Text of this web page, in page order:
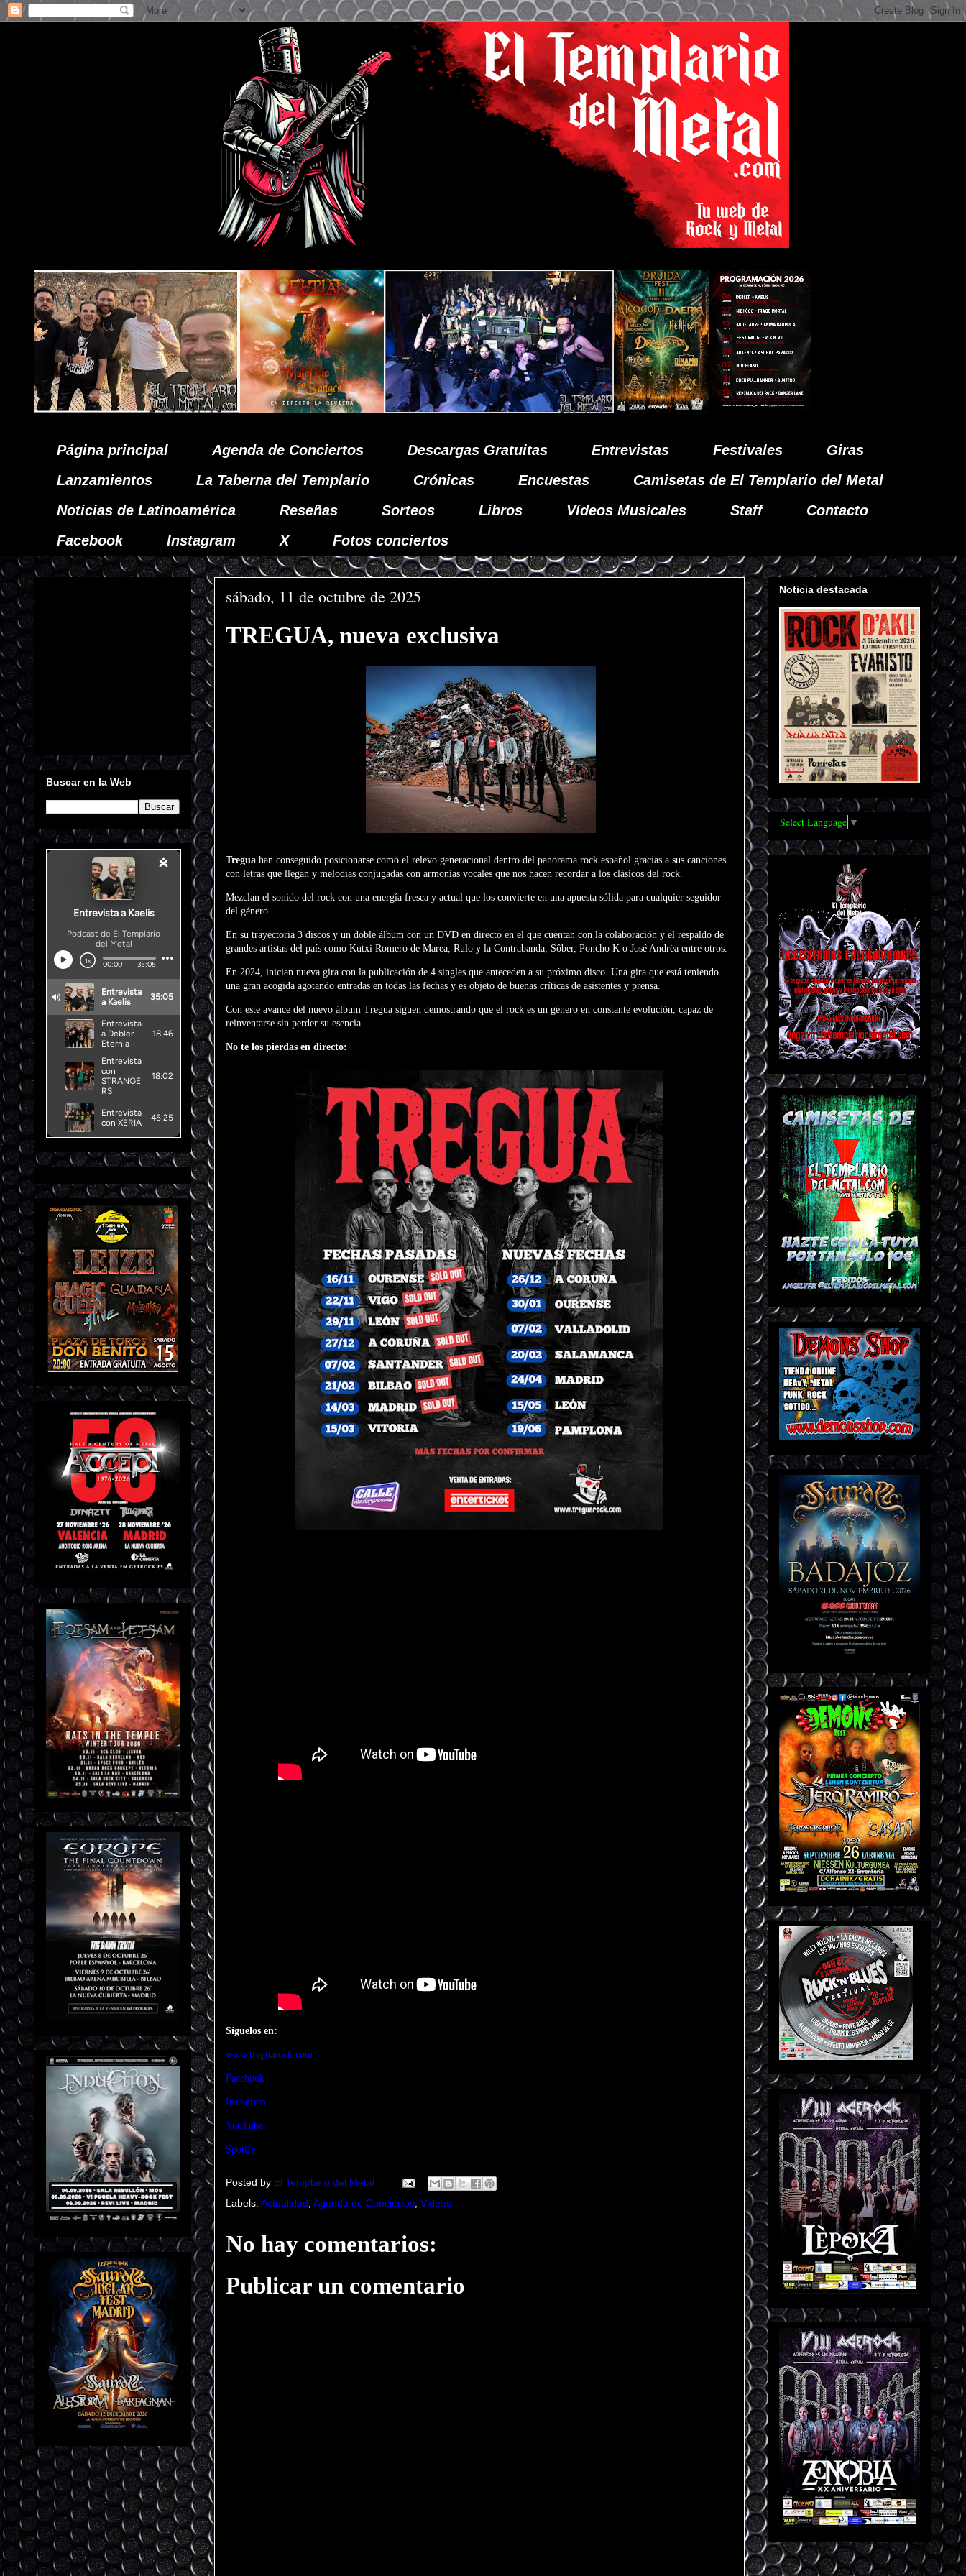
Página principal Agenda de Conciertos Descargas Gratuitas Entrevistas Festivales
Giras
Lanzamientos
La Taberna del Templario Crónicas Encuestas
Camisetas de El Templario del Metal
Noticias de Latinoamérica
Reseñas Sorteos Libros Vídeos Musicales Staff
Contacto
Facebook
Instagram X Fotos conciertos
sábado, 11 de octubre de 2025
TREGUA, nueva exclusiva
Tregua han conseguido posicionarse como el relevo generacional dentro del panorama rock español gracias a sus canciones
con letras que llegan y melodías conjugadas con armonías vocales que nos hacen recordar a los clásicos del rock.
Mezclan el sonido del rock con una energía fresca y actual que los convierte en una apuesta sólida para cualquier seguidor
del género.
En su trayectoria 3 discos y un doble álbum con un DVD en directo en el que cuentan con la colaboración y el respaldo de
grandes artistas del país como Kutxi Romero de Marea, Rulo y la Contrabanda, Sôber, Poncho K o José Andrëa entre otros.
En 2024, inician nueva gira con la publicación de 4 singles que anteceden a su próximo disco. Una gira que está teniendo
una gran acogida agotando entradas en todas las fechas y es objeto de buenas críticas de asistentes y prensa.
Con este avance del nuevo álbum Tregua siguen demostrando que el rock es un género en constante evolución, capaz de
reinventarse sin perder su esencia.
No te los pierdas en directo:
Síguelos en:
www.treguarock.com
Facebook
Instagram
YouTube
Spotify
Posted by El Templario del Metal
Labels: Actualidad Agenda de Conciertos Videos
No hay comentarios:
Publicar un comentario
Buscar en la Web
Noticia destacada
Select Language ▼